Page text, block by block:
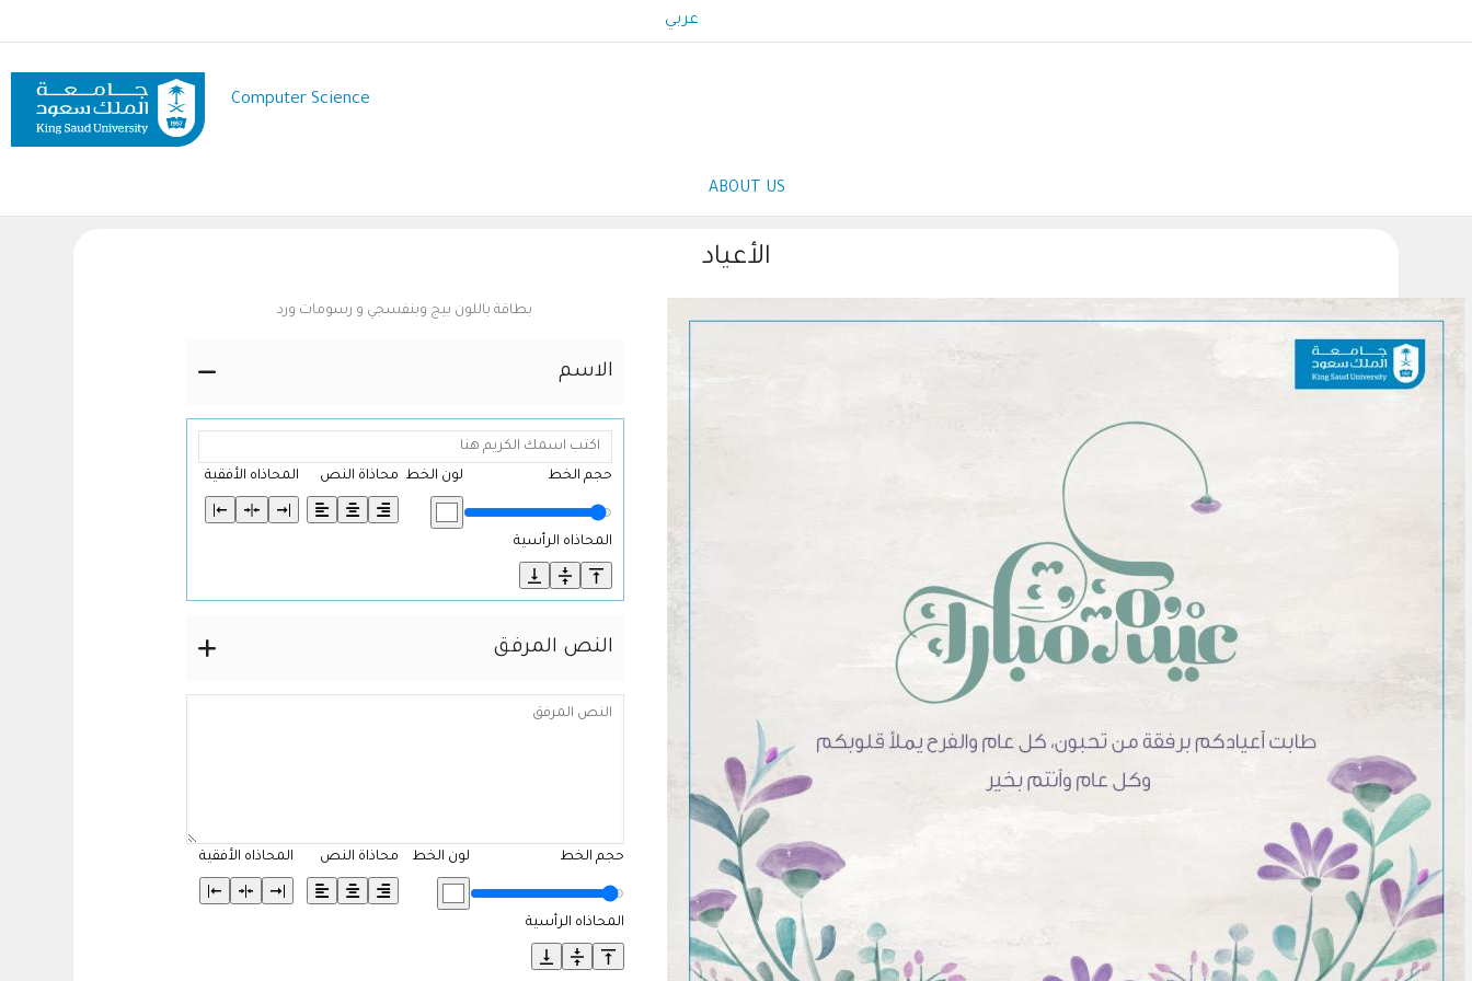
to
content
عربي
Computer Science
navigation
ABOUT US
الأعياد
بطاقة باللون بيج وبنفسجي و رسومات ورد
الاسم
حجم الخط لون الخط محاذاة النص المحاذاه الأفقية
المحاذاه الرأسية
النص المرفق
حجم الخط لون الخط محاذاة النص المحاذاه الأفقية
المحاذاه الرأسية